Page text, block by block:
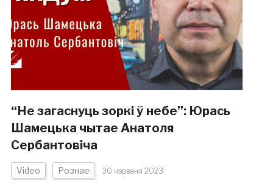
“Не загаснуць зоркі ў небе”: Юрась
Шамецька чытае Анатоля
Сербантовіча
Video Рознае 30 чэрвеня 2023